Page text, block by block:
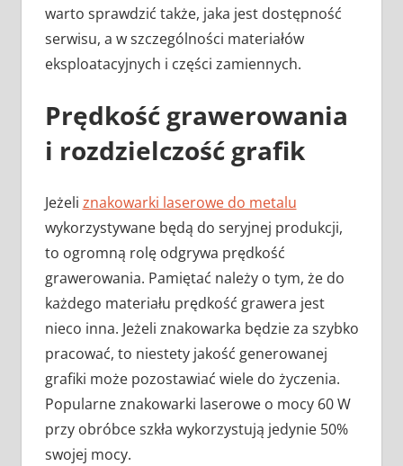
warto sprawdzić także, jaka jest dostępność
serwisu, a w szczególności materiałów
eksploatacyjnych i części zamiennych.
Prędkość grawerowania
i rozdzielczość grafik
Jeżeli znakowarki laserowe do metalu
wykorzystywane będą do seryjnej produkcji,
to ogromną rolę odgrywa prędkość
grawerowania. Pamiętać należy o tym, że do
każdego materiału prędkość grawera jest
nieco inna. Jeżeli znakowarka będzie za szybko
pracować, to niestety jakość generowanej
grafiki może pozostawiać wiele do życzenia.
Popularne znakowarki laserowe o mocy 60 W
przy obróbce szkła wykorzystują jedynie 50%
swojej mocy.